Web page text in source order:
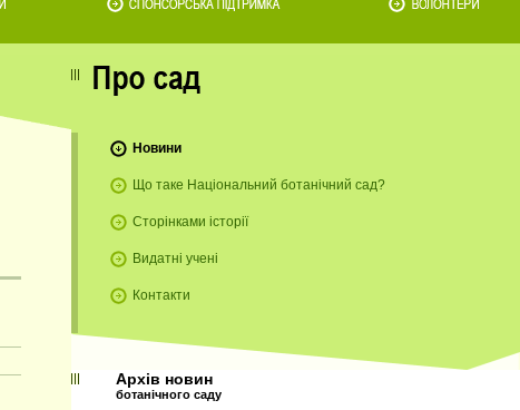
Новини
Що таке Національний ботанічний сад?
Сторінками історії
Видатні учені
Контакти
Архів новин
ботанічного саду